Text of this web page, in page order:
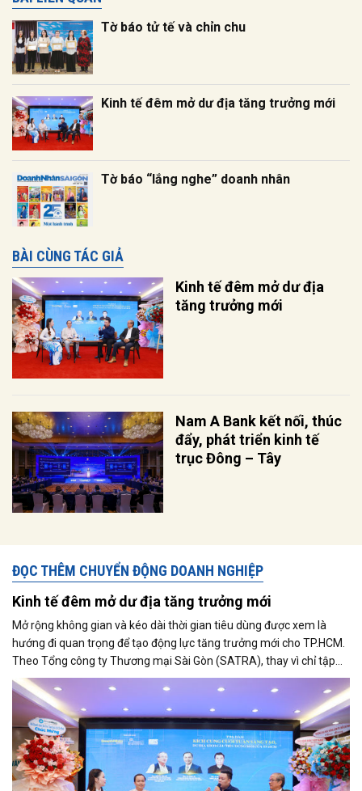
Tờ báo tử tế và chỉn chu
Kinh tế đêm mở dư địa tăng trưởng mới
Tờ báo “lắng nghe” doanh nhân
BÀI CÙNG TÁC GIẢ
Kinh tế đêm mở dư địa
tăng trưởng mới
Nam A Bank kết nối, thúc
đẩy, phát triển kinh tế
trục Đông – Tây
ĐỌC THÊM CHUYỂN ĐỘNG DOANH NGHIỆP
Kinh tế đêm mở dư địa tăng trưởng mới
Mở rộng không gian và kéo dài thời gian tiêu dùng được xem là
hướng đi quan trọng để tạo động lực tăng trưởng mới cho TP.HCM.
Theo Tổng công ty Thương mại Sài Gòn (SATRA), thay vì chỉ tập
trung vào các chương trình khuyến mại ngắn hạn, thành phố cần
phát triển hệ sinh thái tiêu dùng gắn với kinh tế cuối tuần, kinh tế
đêm, du lịch và công nghệ để gia tăng sức mua bền vững.